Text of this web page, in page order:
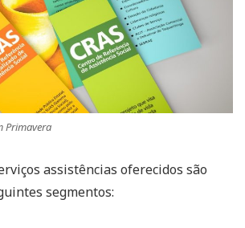
Primavera
assistências oferecidos são
segmentos: